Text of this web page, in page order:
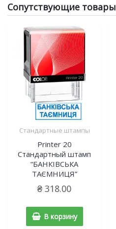
Сопутствующие товары
Стандартные штампы
Printer 20
Cтандартный штамп
“БАНКІВСЬКА
ТАЄМНИЦЯ”
₴ 318.00
В корзину